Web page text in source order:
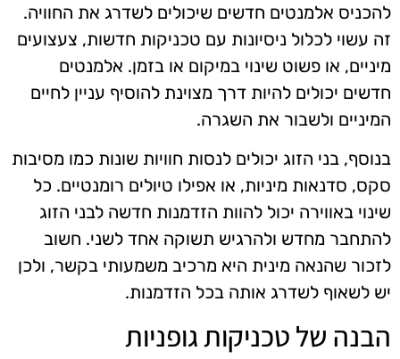
להכניס אלמנטים חדשים שיכולים לשדרג את החוויה.
זה עשוי לכלול ניסיונות עם טכניקות חדשות, צעצועים
מיניים, או פשוט שינוי במיקום או בזמן. אלמנטים
חדשים יכולים להיות דרך מצוינת להוסיף עניין לחיים
המיניים ולשבור את השגרה.
בנוסף, בני הזוג יכולים לנסות חוויות שונות כמו מסיבות
סקס, סדנאות מיניות, או אפילו טיולים רומנטיים. כל
שינוי באווירה יכול להוות הזדמנות חדשה לבני הזוג
להתחבר מחדש ולהרגיש תשוקה אחד לשני. חשוב
לזכור שהנאה מינית היא מרכיב משמעותי בקשר, ולכן
יש לשאוף לשדרג אותה בכל הזדמנות.
הבנה של טכניקות גופניות